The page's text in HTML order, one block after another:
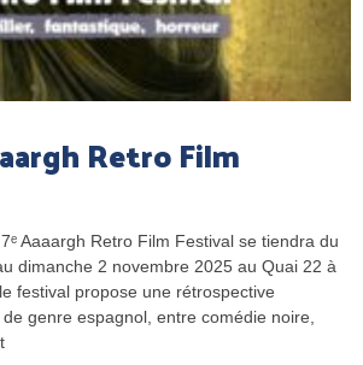
Retro Film
Aaaargh Retro Film Festival se tiendra du
dimanche 2 novembre 2025 au Quai 22 à
festival propose une rétrospective
genre espagnol, entre comédie noire,